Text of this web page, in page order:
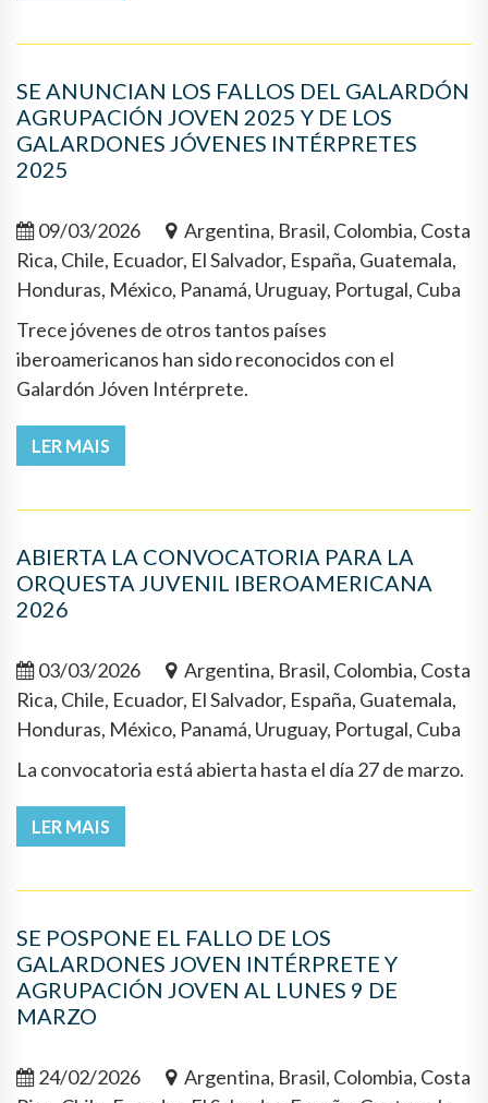
SE ANUNCIAN LOS FALLOS DEL GALARDÓN
AGRUPACIÓN JOVEN 2025 Y DE LOS
GALARDONES JÓVENES INTÉRPRETES
2025
09/03/2026
Argentina, Brasil, Colombia, Costa
Rica, Chile, Ecuador, El Salvador, España, Guatemala,
Honduras, México, Panamá, Uruguay, Portugal, Cuba
Trece jóvenes de otros tantos países
iberoamericanos han sido reconocidos con el
Galardón Jóven Intérprete.
LER MAIS
ABIERTA LA CONVOCATORIA PARA LA
ORQUESTA JUVENIL IBEROAMERICANA
2026
03/03/2026
Argentina, Brasil, Colombia, Costa
Rica, Chile, Ecuador, El Salvador, España, Guatemala,
Honduras, México, Panamá, Uruguay, Portugal, Cuba
La convocatoria está abierta hasta el día 27 de marzo.
LER MAIS
SE POSPONE EL FALLO DE LOS
GALARDONES JOVEN INTÉRPRETE Y
AGRUPACIÓN JOVEN AL LUNES 9 DE
MARZO
24/02/2026
Argentina, Brasil, Colombia, Costa